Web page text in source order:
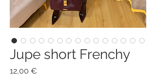
Jupe short Frenchy
12,00 €